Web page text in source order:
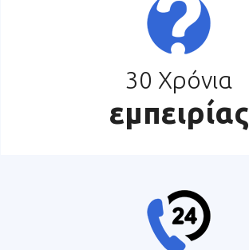
30 Χρόνια
εμπειρίας